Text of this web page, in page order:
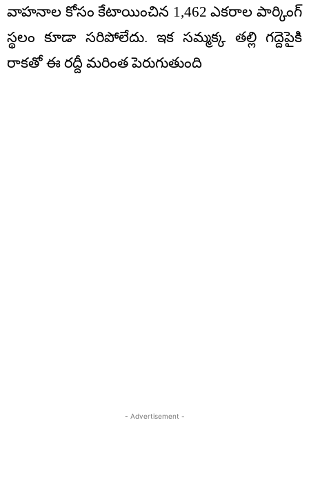
వాహనాల కోసం కేటాయించిన 1,462 ఎకరాల పార్కింగ్
స్థలం కూడా సరిపోలేదు. ఇక సమ్మక్క తల్లి గద్దెపైకి
రాకతో ఈ రద్దీ మరింత పెరుగుతుంది
- Advertisement -